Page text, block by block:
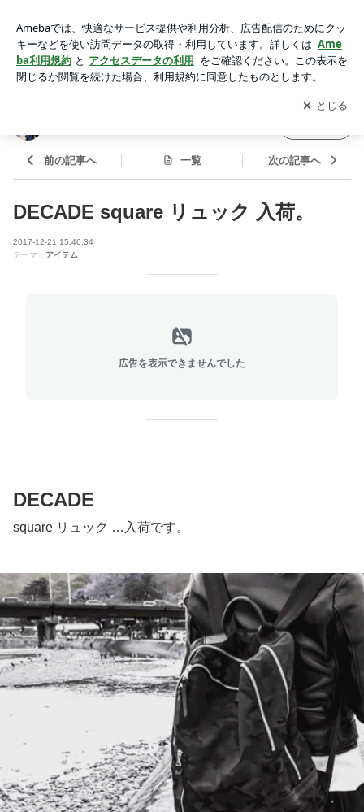
デザイナー ブログ
アプリをダウンロードして ブログの更新通知
を受け取りまし
ょう。
開く
前の記事へ 一覧 次の記事へ
DECADE square リュック 入荷。
2017-12-21 15:46:34
テーマ： アイテム
広告を表示できませんでした
DECADE
square リュック …入荷です。